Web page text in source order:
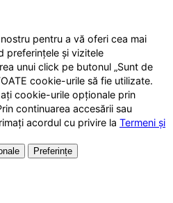
pentru a vă oferi cea mai
preferințele și vizitele
unui click pe butonul „Sunt de
cookie-urile să fie utilizate.
cookie-urile opționale prin
continuarea accesării sau
acordul cu privire la Termeni și
Preferințe